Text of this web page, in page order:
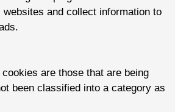
and collect information to
are those that are being
been classified into a category as